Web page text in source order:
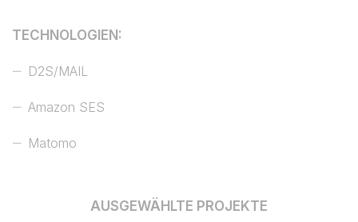
TECHNOLOGIEN:
D2S/MAIL
Amazon SES
Matomo
AUSGEWÄHLTE PROJEKTE